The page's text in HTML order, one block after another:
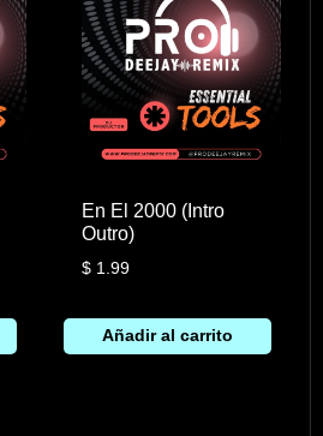
En El 2000 (Intro
Outro)
$ 1.99
Añadir al carrito